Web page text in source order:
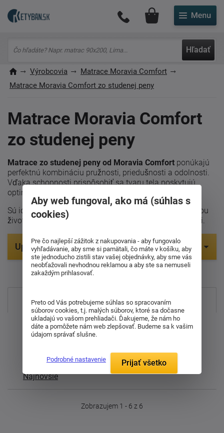
Hľadať
Môj účet
Výrobcovia
Matrace Moravia Comfort
Matrace Moravia Comfort zo studenej peny
Matrace Moravia Comfort
zo studenej peny
Matrace zo studenej peny od Moravia Comfort ponúkajú
perfektnú kombináciu pružnosti, priedušnosti a odolnosti.
Vďaka schopnosti prispôsobiť sa tvaru tela poskytujú
optimálnu oporu chrbtici a zvyšujú komfort spánku.
Sú ideálnou voľbou pre tých, ktorí hľadajú matrac s dlhou
životnosťou a vynikajúcimi ortopedickými vlastnosťami.
Upresniť parametre
Položiek na zobrazenie:6
Najpredávanejšie
Od najdrahšieho
Najnovšie
Zobrazujem 1 - 6 z 6
Aby web fungoval, ako má (súhlas s
cookies)
Pre čo najlepší zážitok z nakupovania - aby fungovalo
vyhľadávanie, aby sme si pamätali, čo máte v košíku, aby
ste jednoducho zistili stav vašej objednávky, aby sme vás
neobťažovali nevhodnou reklamou a aby ste sa nemuseli
zakaždým prihlasovať.
Preto od Vás potrebujeme súhlas so spracovaním
súborov cookies, t.j. malých súborov, ktoré sa dočasne
ukladajú vo vašom prehliadači. Ďakujeme, že nám ho
dáte a pomôžete nám web zlepšovať. Budeme sa k vašim
údajom správať slušne.
Podrobné nastavenie Prijať všetko